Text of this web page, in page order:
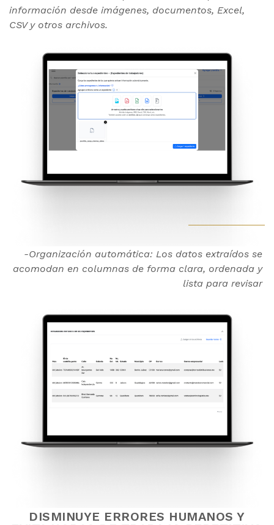
información desde imágenes, documentos, Excel,
CSV y otros archivos.
-Organización automática: Los datos extraídos se
acomodan en columnas de forma clara, ordenada y
lista para revisar
DISMINUYE ERRORES HUMANOS Y